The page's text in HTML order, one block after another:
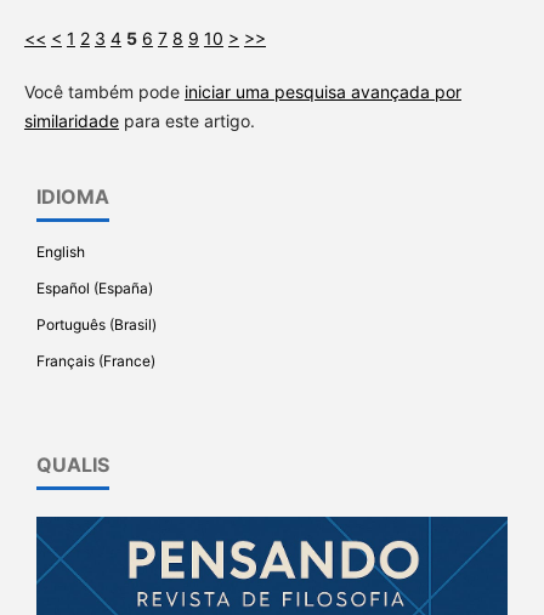
<< < 1 2 3 4 5 6 7 8 9 10 > >>
Você também pode iniciar uma pesquisa avançada por
similaridadepara este artigo.
IDIOMA
English
Español (España)
Português (Brasil)
Français (France)
QUALIS